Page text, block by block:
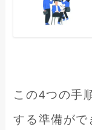
この4つの手
する準備がで